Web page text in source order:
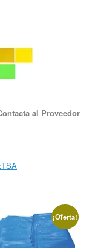
al Proveedor
¡Oferta!